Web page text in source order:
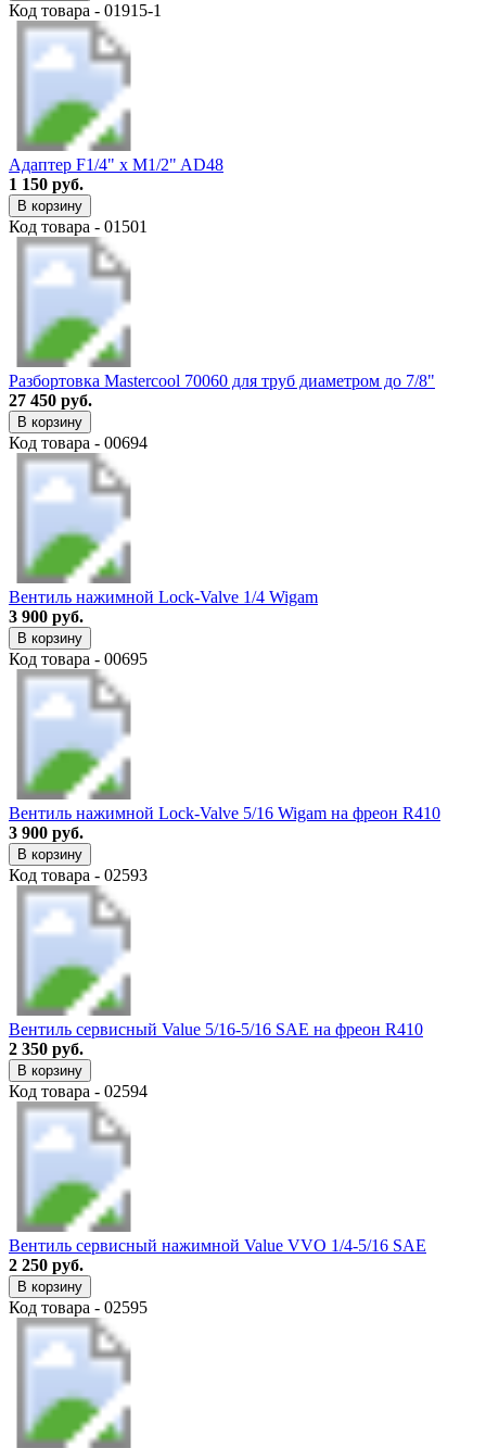
Код товара - 01915-1
Адаптер F1/4" х M1/2" AD48
1 150 руб.
В корзину
Код товара - 01501
Разбортовка Mastercool 70060 для труб диаметром до 7/8"
27 450 руб.
В корзину
Код товара - 00694
Вентиль нажимной Lock-Valve 1/4 Wigam
3 900 руб.
В корзину
Код товара - 00695
Вентиль нажимной Lock-Valve 5/16 Wigam на фреон R410
3 900 руб.
В корзину
Код товара - 02593
Вентиль сервисный Value 5/16-5/16 SAE на фреон R410
2 350 руб.
В корзину
Код товара - 02594
Вентиль сервисный нажимной Value VVO 1/4-5/16 SAE
2 250 руб.
В корзину
Код товара - 02595